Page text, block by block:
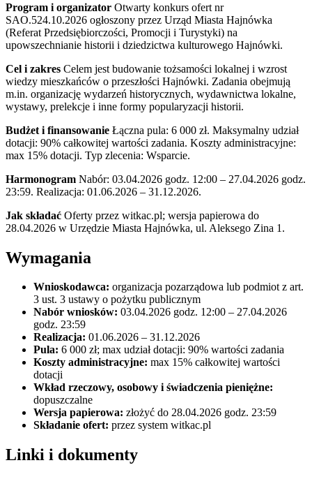
Program i organizator Otwarty konkurs ofert nr
SAO.524.10.2026 ogłoszony przez Urząd Miasta Hajnówka
(Referat Przedsiębiorczości, Promocji i Turystyki) na
upowszechnianie historii i dziedzictwa kulturowego Hajnówki.
Cel i zakres Celem jest budowanie tożsamości lokalnej i wzrost
wiedzy mieszkańców o przeszłości Hajnówki. Zadania obejmują
m.in. organizację wydarzeń historycznych, wydawnictwa lokalne,
wystawy, prelekcje i inne formy popularyzacji historii.
Budżet i finansowanie Łączna pula: 6 000 zł. Maksymalny udział
dotacji: 90% całkowitej wartości zadania. Koszty administracyjne:
max 15% dotacji. Typ zlecenia: Wsparcie.
Harmonogram Nabór: 03.04.2026 godz. 12:00 – 27.04.2026 godz.
23:59. Realizacja: 01.06.2026 – 31.12.2026.
Jak składać Oferty przez witkac.pl; wersja papierowa do
28.04.2026 w Urzędzie Miasta Hajnówka, ul. Aleksego Zina 1.
Wymagania
Wnioskodawca: organizacja pozarządowa lub podmiot z art.
3 ust. 3 ustawy o pożytku publicznym
Nabór wniosków: 03.04.2026 godz. 12:00 – 27.04.2026
godz. 23:59
Realizacja: 01.06.2026 – 31.12.2026
Pula: 6 000 zł; max udział dotacji: 90% wartości zadania
Koszty administracyjne: max 15% całkowitej wartości
dotacji
Wkład rzeczowy, osobowy i świadczenia pieniężne:
dopuszczalne
Wersja papierowa: złożyć do 28.04.2026 godz. 23:59
Składanie ofert: przez system witkac.pl
Linki i dokumenty